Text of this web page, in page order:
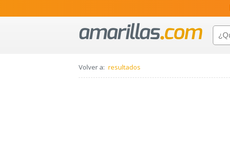
Volver a: resultados